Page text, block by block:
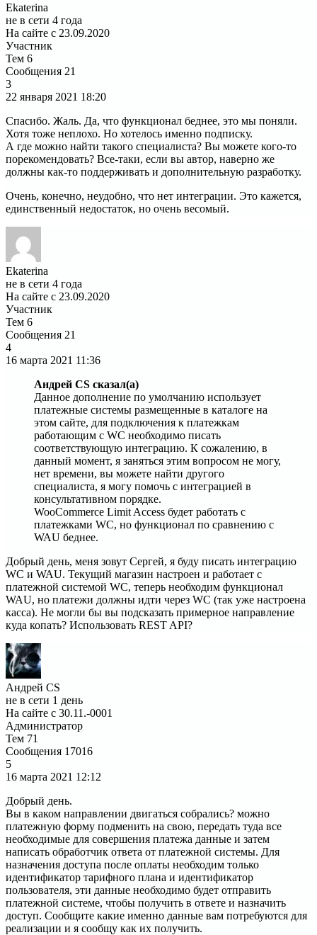
Ekaterina
не в сети 4 года
На сайте с 23.09.2020
Участник
Тем 6
Сообщения 21
3
22 января 2021 18:20
Спасибо. Жаль. Да, что функционал беднее, это мы поняли.
Хотя тоже неплохо. Но хотелось именно подписку.
А где можно найти такого специалиста? Вы можете кого-то
порекомендовать? Все-таки, если вы автор, наверно же
должны как-то поддерживать и дополнительную разработку.
Очень, конечно, неудобно, что нет интеграции. Это кажется,
единственный недостаток, но очень весомый.
Ekaterina
не в сети 4 года
На сайте с 23.09.2020
Участник
Тем 6
Сообщения 21
4
16 марта 2021 11:36
Андрей CS сказал(а)
Данное дополнение по умолчанию использует
платежные системы размещенные в каталоге на
этом сайте, для подключения к платежкам
работающим с WC необходимо писать
соответствующую интеграцию. К сожалению, в
данный момент, я заняться этим вопросом не могу,
нет времени, вы можете найти другого
специалиста, я могу помочь с интеграцией в
консультативном порядке.
WooCommerce Limit Access будет работать с
платежками WC, но функционал по сравнению с
WAU беднее.
Добрый день, меня зовут Сергей, я буду писать интеграцию
WC и WAU. Текущий магазин настроен и работает с
платежной системой WC, теперь необходим функционал
WAU, но платежи должны идти через WC (так уже настроена
касса). Не могли бы вы подсказать примерное направление
куда копать? Использовать REST API?
Андрей CS
не в сети 1 день
На сайте с 30.11.-0001
Администратор
Тем 71
Сообщения 17016
5
16 марта 2021 12:12
Добрый день.
Вы в каком направлении двигаться собрались? можно
платежную форму подменить на свою, передать туда все
необходимые для совершения платежа данные и затем
написать обработчик ответа от платежной системы. Для
назначения доступа после оплаты необходим только
идентификатор тарифного плана и идентификатор
пользователя, эти данные необходимо будет отправить
платежной системе, чтобы получить в ответе и назначить
доступ. Сообщите какие именно данные вам потребуются для
реализации и я сообщу как их получить.